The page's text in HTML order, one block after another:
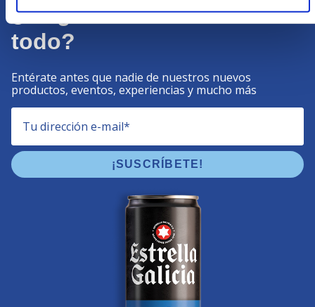
¿Te gusta estar al tanto de
todo?
Entérate antes que nadie de nuestros nuevos
productos, eventos, experiencias y mucho más
Tu dirección e-mail*
¡SUSCRÍBETE!